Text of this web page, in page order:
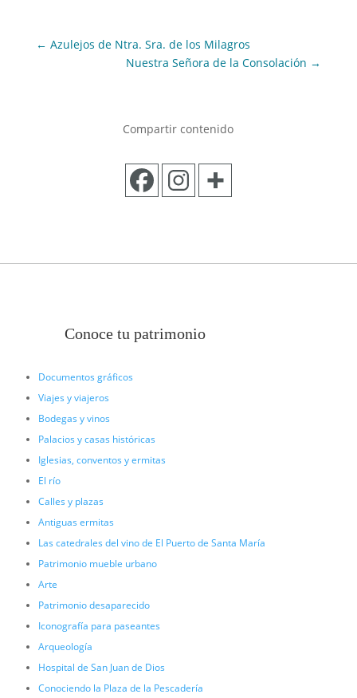
← Azulejos de Ntra. Sra. de los Milagros
Nuestra Señora de la Consolación →
Compartir contenido
Conoce tu patrimonio
Documentos gráficos
Viajes y viajeros
Bodegas y vinos
Palacios y casas históricas
Iglesias, conventos y ermitas
El río
Calles y plazas
Antiguas ermitas
Las catedrales del vino de El Puerto de Santa María
Patrimonio mueble urbano
Arte
Patrimonio desaparecido
Iconografía para paseantes
Arqueología
Hospital de San Juan de Dios
Conociendo la Plaza de la Pescadería